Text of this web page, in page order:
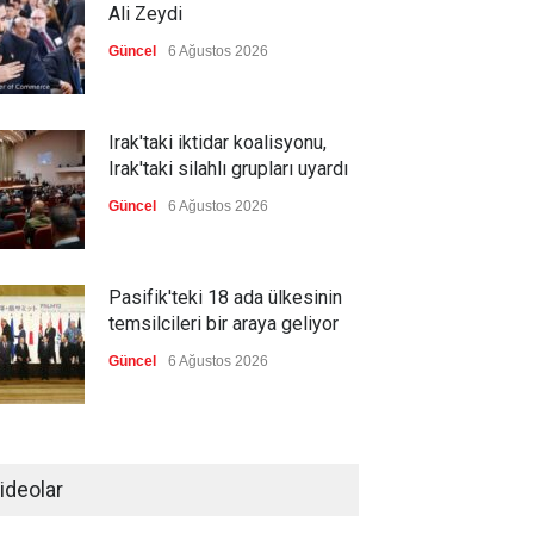
Ali Zeydi
Güncel 6 Ağustos 2026
Irak'taki iktidar koalisyonu,
Irak'taki silahlı grupları uyardı
Güncel 6 Ağustos 2026
Pasifik'teki 18 ada ülkesinin
temsilcileri bir araya geliyor
Güncel 6 Ağustos 2026